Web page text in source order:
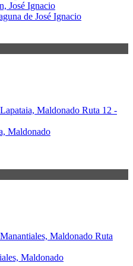
José Ignacio
de José Ignacio
Maldonado
Maldonado